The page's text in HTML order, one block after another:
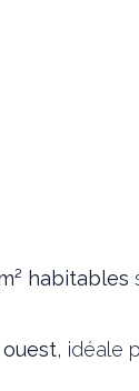
habitables
, idéale